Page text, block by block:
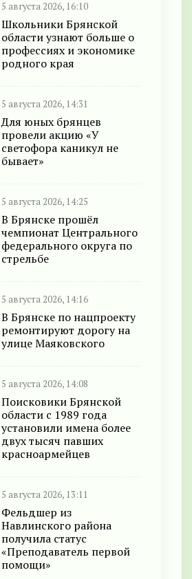
5 августа 2026, 16:10
Школьники Брянской
области узнают больше о
профессиях и экономике
родного края
5 августа 2026, 14:31
Для юных брянцев
провели акцию «У
светофора каникул не
бывает»
5 августа 2026, 14:25
В Брянске прошёл
чемпионат Центрального
федерального округа по
стрельбе
5 августа 2026, 14:16
В Брянске по нацпроекту
ремонтируют дорогу на
улице Маяковского
5 августа 2026, 14:08
Поисковики Брянской
области с 1989 года
установили имена более
двух тысяч павших
красноармейцев
5 августа 2026, 13:11
Фельдшер из
Навлинского района
получила статус
«Преподаватель первой
помощи»